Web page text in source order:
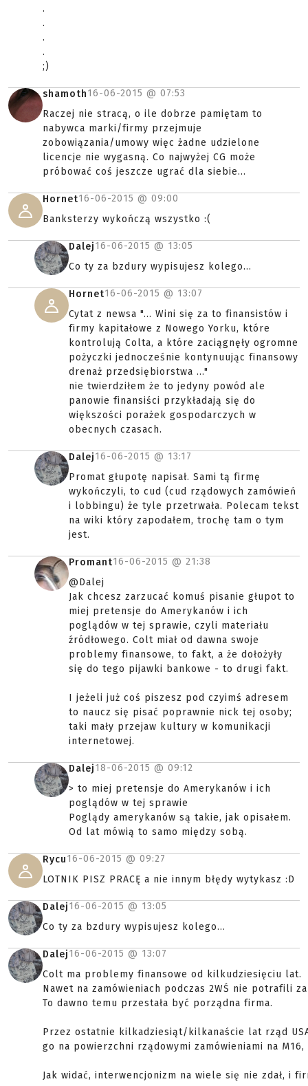
.
.
.
.
;)
shamoth16-06-2015 @ 07:53
Raczej nie stracą, o ile dobrze pamiętam to
nabywca marki/firmy przejmuje
zobowiązania/umowy więc żadne udzielone
licencje nie wygasną. Co najwyżej CG może
próbować coś jeszcze ugrać dla siebie...
Hornet16-06-2015 @ 09:00
Banksterzy wykończą wszystko :(
Dalej16-06-2015 @ 13:05
Co ty za bzdury wypisujesz kolego...
Hornet16-06-2015 @ 13:07
Cytat z newsa "... Wini się za to finansistów i
firmy kapitałowe z Nowego Yorku, które
kontrolują Colta, a które zaciągnęły ogromne
pożyczki jednocześnie kontynuując finansowy
drenaż przedsiębiorstwa ..."
nie twierdziłem że to jedyny powód ale
panowie finansiści przykładają się do
większości porażek gospodarczych w
obecnych czasach.
Dalej16-06-2015 @ 13:17
Promat głupotę napisał. Sami tą firmę
wykończyli, to cud (cud rządowych zamówień
i lobbingu) że tyle przetrwała. Polecam tekst
na wiki który zapodałem, trochę tam o tym
jest.
Promant16-06-2015 @ 21:38
@Dalej
Jak chcesz zarzucać komuś pisanie głupot to
miej pretensje do Amerykanów i ich
poglądów w tej sprawie, czyli materiału
źródłowego. Colt miał od dawna swoje
problemy finansowe, to fakt, a że dołożyły
się do tego pijawki bankowe - to drugi fakt.
I jeżeli już coś piszesz pod czyimś adresem
to naucz się pisać poprawnie nick tej osoby;
taki mały przejaw kultury w komunikacji
internetowej.
Dalej18-06-2015 @ 09:12
> to miej pretensje do Amerykanów i ich
poglądów w tej sprawie
Poglądy amerykanów są takie, jak opisałem.
Od lat mówią to samo między sobą.
Rycu16-06-2015 @ 09:27
LOTNIK PISZ PRACĘ a nie innym błędy wytykasz :D
Dalej16-06-2015 @ 13:05
Co ty za bzdury wypisujesz kolego...
Dalej16-06-2015 @ 13:07
Colt ma problemy finansowe od kilkudziesięciu lat.
Nawet na zamówieniach podczas 2WŚ nie potrafili
To dawno temu przestała być porządna firma.
Przez ostatnie kilkadziesiąt/kilkanaście lat rząd
go na powierzchni rządowymi zamówieniami na M16,
Jak widać, interwencjonizm na wiele się nie zdał, i